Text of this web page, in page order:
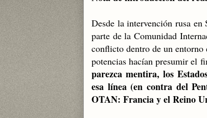
Desde la intervención rusa
parte de la Comunidad
conflicto dentro de un entorno
potencias hacían presumir el
parezca mentira, los
esa línea (en contra del
OTAN: Francia y el Reino